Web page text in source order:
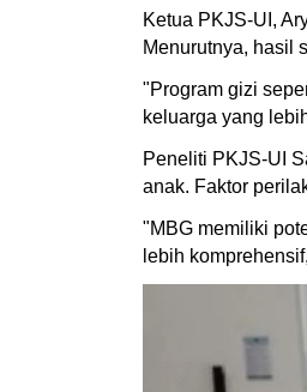
Ketua PKJS-UI,
Menurutnya, hasil
"Program gizi
keluarga yang
Peneliti PKJS-UI
anak. Faktor
"MBG memiliki
lebih